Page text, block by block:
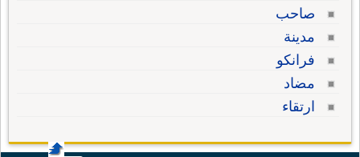
صاحب
مدينة
فرانكو
مضاد
ارتقاء